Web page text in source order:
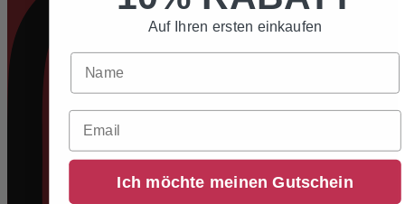
Auf Ihren ersten einkaufen
Email
Ich möchte meinen Gutschein